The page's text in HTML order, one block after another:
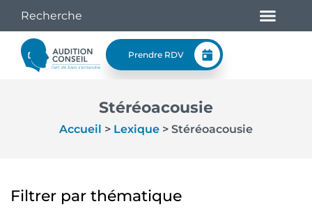
Prendre RDV
Stéréoacousie
Accueil > Lexique > Stéréoacousie
Filtrer par thématique